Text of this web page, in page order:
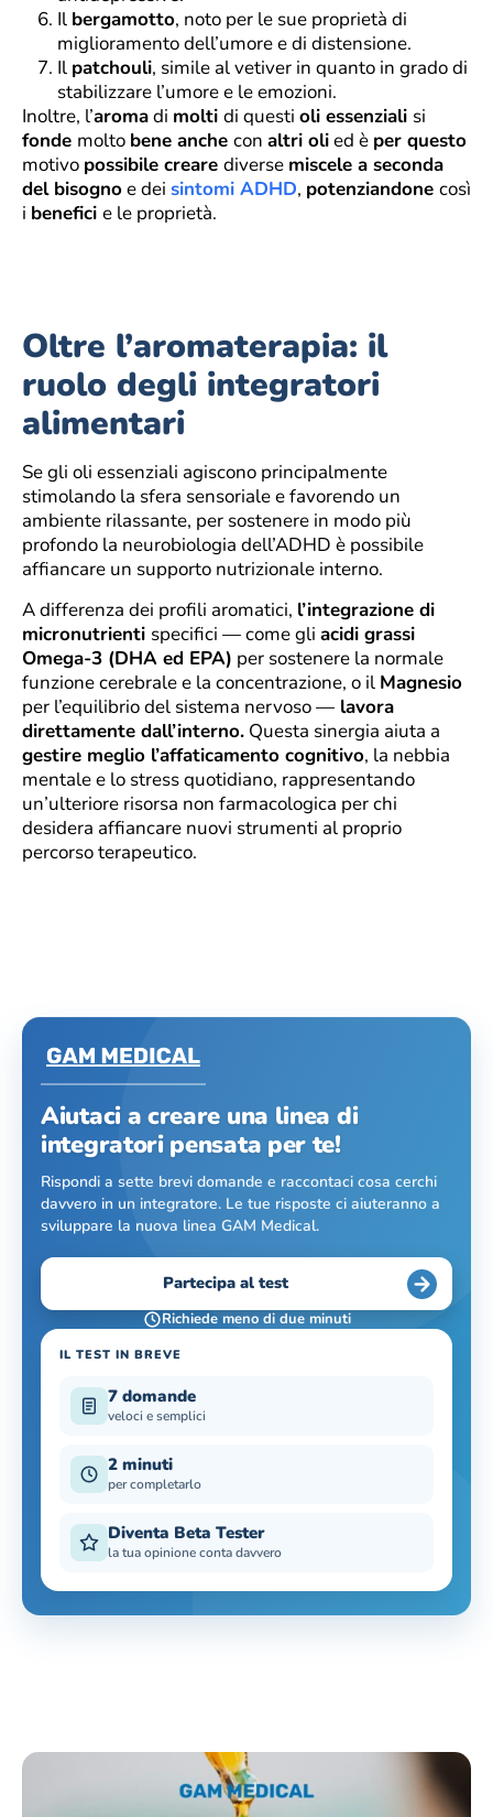
Il bergamotto, noto per le sue proprietà di
miglioramento dell’umore e di distensione.
Il patchouli, simile al vetiver in quanto in grado di
stabilizzare l’umore e le emozioni.
Inoltre, l’aromadi molti di questi oli essenziali si
fonde molto bene anche con altri olied è per questo
motivo possibile creare diverse miscele a seconda
del bisognoe dei sintomi ADHD, potenziandone così
i benefici e le proprietà.
Oltre l’aromaterapia: il
ruolo degli integratori
alimentari
Se gli oli essenziali agiscono principalmente
stimolando la sfera sensoriale e favorendo un
ambiente rilassante, per sostenere in modo più
profondo la neurobiologia dell’ADHD è possibile
affiancare un supporto nutrizionale interno.
A differenza dei profili aromatici, l’integrazione di
micronutrienti specifici — come gli acidi grassi
Omega-3 (DHA ed EPA) per sostenere la normale
funzione cerebrale e la concentrazione, o il Magnesio
per l’equilibrio del sistema nervoso — lavora
direttamente dall’interno. Questa sinergia aiuta a
gestire meglio l’affaticamento cognitivo, la nebbia
mentale e lo stress quotidiano, rappresentando
un’ulteriore risorsa non farmacologica per chi
desidera affiancare nuovi strumenti al proprio
percorso terapeutico.
Aiutaci a creare una linea di
integratori pensata per te!
Rispondi a sette brevi domande e raccontaci cosa cerchi
davvero in un integratore. Le tue risposte ci aiuteranno a
sviluppare la nuova linea GAM Medical.
Partecipa al test
Richiede meno di due minuti
IL TEST IN BREVE
7 domande
veloci e semplici
2 minuti
per completarlo
Diventa Beta Tester
la tua opinione conta davvero